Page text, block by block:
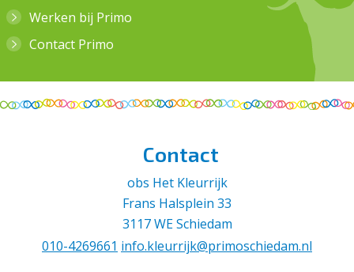
Werken bij Primo
Contact Primo
Contact
obs Het Kleurrijk
Frans Halsplein 33
3117 WE Schiedam
010-4269661 info.kleurrijk@primoschiedam.nl